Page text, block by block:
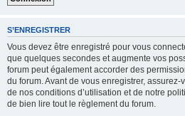
S’ENREGISTRER
Vous devez être enregistré pour vous
que quelques secondes et augmente vos
forum peut également accorder des
du forum. Avant de vous enregistrer, assurez-
de nos conditions d’utilisation et de notre
de bien lire tout le règlement du forum.